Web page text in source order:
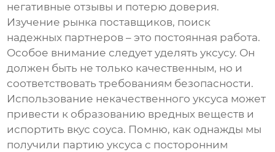
негативные отзывы и потерю доверия.
Изучение рынка поставщиков, поиск
надежных партнеров – это постоянная работа.
Особое внимание следует уделять уксусу. Он
должен быть не только качественным, но и
соответствовать требованиям безопасности.
Использование некачественного уксуса может
привести к образованию вредных веществ и
испортить вкус соуса. Помню, как однажды мы
получили партию уксуса с посторонним